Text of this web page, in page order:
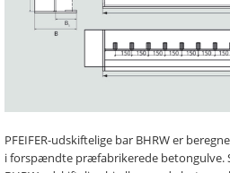
PFEIFER-udskiftelige bar BHRW er
i forspændte præfabrikerede betongulve.